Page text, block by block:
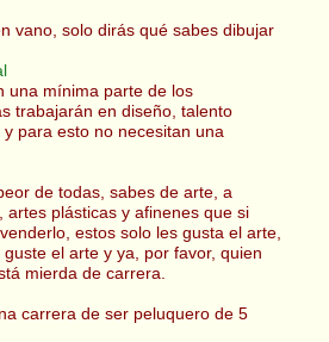
vano, solo dirás qué sabes dibujar
una mínima parte de los
trabajarán en diseño, talento
para esto no necesitan una
de todas, sabes de arte, a
artes plásticas y afinenes que si
estos solo les gusta el arte,
el arte y ya, por favor, quien
mierda de carrera.
carrera de ser peluquero de 5